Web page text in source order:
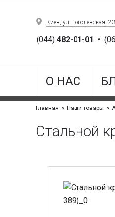
Киев, ул. Гоголевская, 23
(044)482-01-01 •
О НАС
Главная Наши товары
Стальной